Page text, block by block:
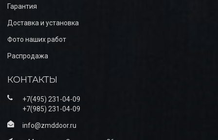
Гарантия
Доставка и установка
Фото наших работ
Распродажа
КОНТАКТЫ
+7(495) 231-04-09
+7(985) 231-04-09
info@zmddoor.ru